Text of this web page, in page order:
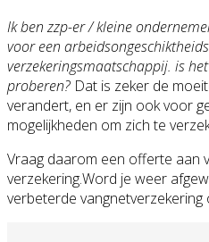
Ik ben zzp-er / kleine
voor een
verzekeringsmaatschappij. is
proberen? Dat is zeker de
verandert, en er zijn ook voor
mogelijkheden om zich te
Vraag daarom een offerte aan
verzekering.Word je weer
verbeterde vangnetverzekering